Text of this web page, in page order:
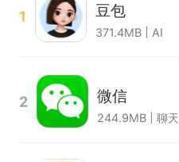
1 豆包
371.4MB | AI
2 微信
244.9MB | 聊天